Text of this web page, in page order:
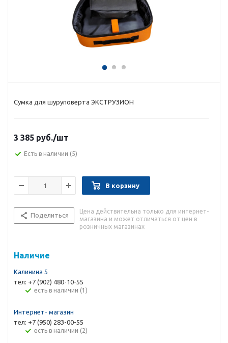
Сумка для шуруповерта ЭКСТРУЗИОН
3 385 руб./шт
Есть в наличии (5)
В корзину
Поделиться
Цена действительна только для интернет-
магазина и может отличаться от цен в
розничных магазинах
Наличие
Калинина 5
тел: +7 (902) 480-10-55
Есть в наличии (1)
Интернет- магазин
тел: +7 (950) 283-00-55
Есть в наличии (2)